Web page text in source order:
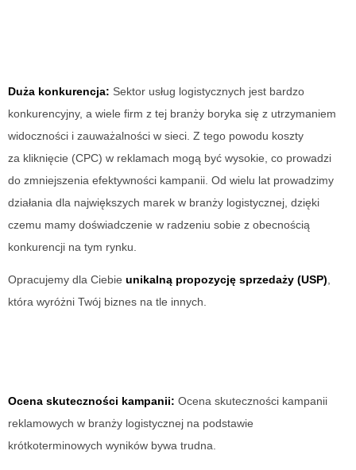
Duża konkurencja: Sektor usług logistycznych jest bardzo
konkurencyjny, a wiele firm z tej branży boryka się z utrzymaniem
widoczności i zauważalności w sieci. Z tego powodu koszty
za kliknięcie (CPC) w reklamach mogą być wysokie, co prowadzi
do zmniejszenia efektywności kampanii. Od wielu lat prowadzimy
działania dla największych marek w branży logistycznej, dzięki
czemu mamy doświadczenie w radzeniu sobie z obecnością
konkurencji na tym rynku.
Opracujemy dla Ciebie unikalną propozycję sprzedaży (USP)
która wyróżni Twój biznes na tle innych.
Ocena skuteczności kampanii: Ocena skuteczności kampanii
reklamowych w branży logistycznej na podstawie
krótkoterminowych wyników bywa trudna.